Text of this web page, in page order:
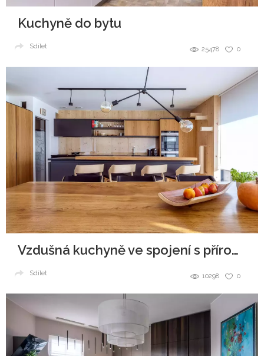
Kuchyně do bytu
0
25478
Sdílet
Vzdušná kuchyně ve spojení s přírodou
0
10298
Sdílet